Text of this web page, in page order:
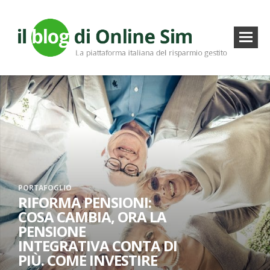
PORTAFOGLIO
RIFORMA PENSIONI:
COSA CAMBIA, ORA LA
PENSIONE
INTEGRATIVA CONTA DI
PIÙ. COME INVESTIRE